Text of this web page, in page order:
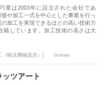
業は2003年に設立された会社であ
接や加工一式を中心とした事業を行っ
加工を実現できるほどの高い技術力
籍しています。加工技術の高さは大
（輸送機械器具）] 0views
ツアート